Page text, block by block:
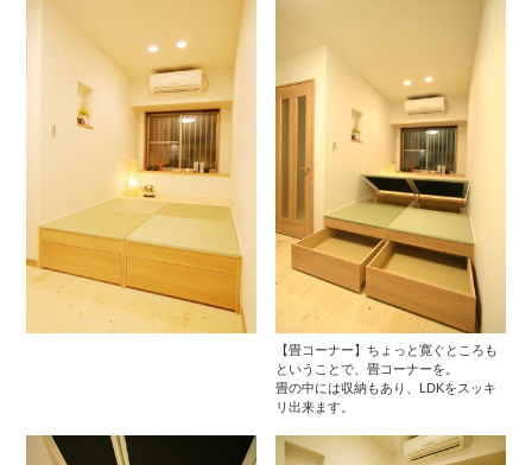
【畳コーナー】ちょっと寛ぐところも
ということで、畳コーナーを。
畳の中には収納もあり、LDKをスッキ
リ出来ます。